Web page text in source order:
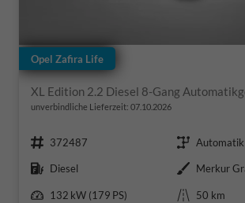
Opel Zafira Life
XL Edition 2.2 Diesel 8-Gang
unverbindliche Lieferzeit: 07.10.2026
Fahrzeugnr. 372487 Getriebe Automatik
Kraftstoff Diesel Außenfarbe Merkur
Leistung
132 kW (179 PS) Kilometerstand 50 km